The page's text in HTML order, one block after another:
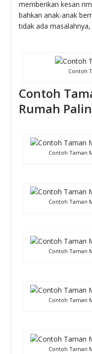
memberikan kesan
bahkan anak-anak
tidak ada
Contoh
Contoh
Rumah
Contoh Taman
Contoh Taman
Contoh Taman
Contoh Taman
Contoh Taman